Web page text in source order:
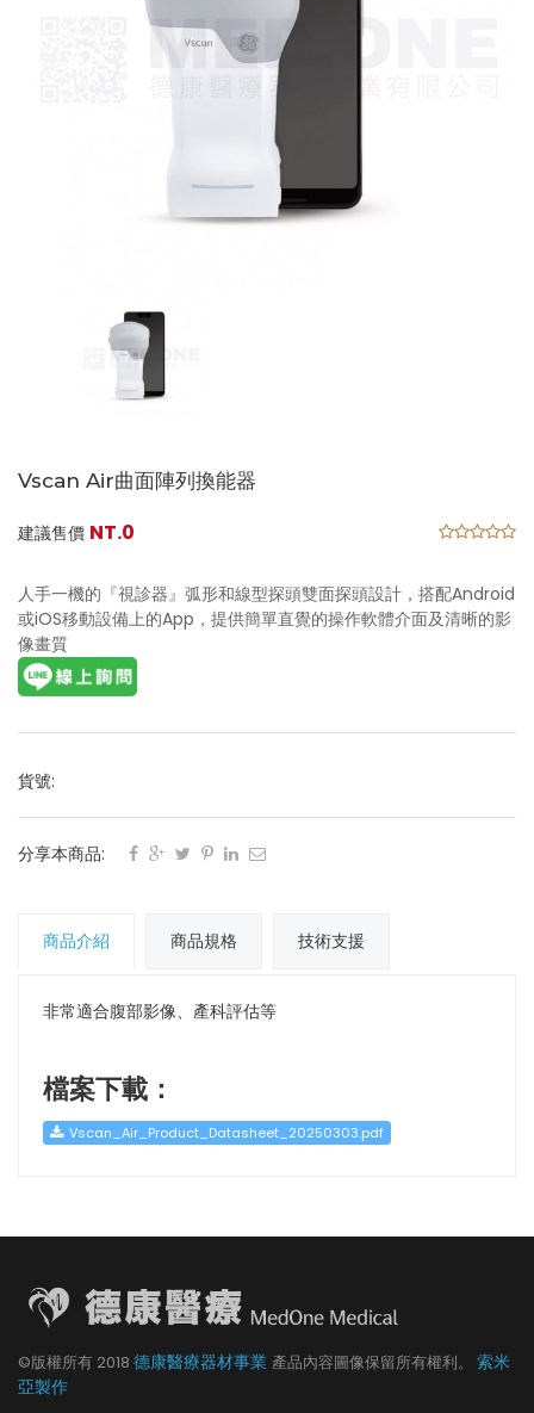
Vscan Air曲面陣列換能器
建議售價 NT.0
人手一機的『視診器』弧形和線型探頭雙面探頭設計，搭配Android
或iOS移動設備上的App，提供簡單直覺的操作軟體介面及清晰的影
像畫質
貨號:
分享本商品:
商品介紹 商品規格 技術支援
非常適合腹部影像、產科評估等
檔案下載：
Vscan_Air_Product_Datasheet_20250303.pdf
©版權所有 2018 德康醫療器材事業 產品內容圖像保留所有權利。 索米
亞製作